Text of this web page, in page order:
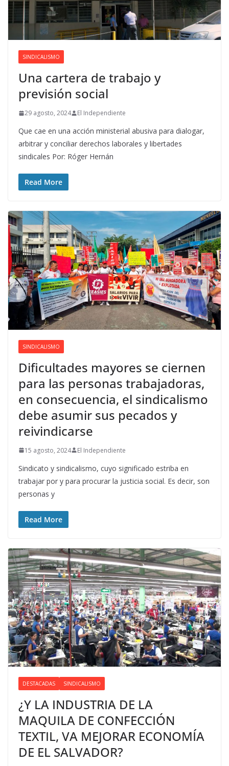
SINDICALISMO
Una cartera de trabajo y
previsión social
29 agosto, 2024 El Independiente
Que cae en una acción ministerial abusiva para dialogar,
arbitrar y conciliar derechos laborales y libertades
sindicales Por: Róger Hernán
Read More
SINDICALISMO
Dificultades mayores se ciernen
para las personas trabajadoras,
en consecuencia, el sindicalismo
debe asumir sus pecados y
reivindicarse
15 agosto, 2024 El Independiente
Sindicato y sindicalismo, cuyo significado estriba en
trabajar por y para procurar la justicia social. Es decir, son
personas y
Read More
DESTACADAS SINDICALISMO
¿Y LA INDUSTRIA DE LA
MAQUILA DE CONFECCIÓN
TEXTIL, VA MEJORAR ECONOMÍA
DE EL SALVADOR?